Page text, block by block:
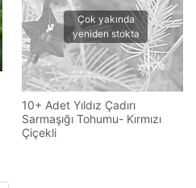
10+ Adet Yıldız Çadırı
Sarmaşığı Tohumu- Kırmızı
Çiçekli